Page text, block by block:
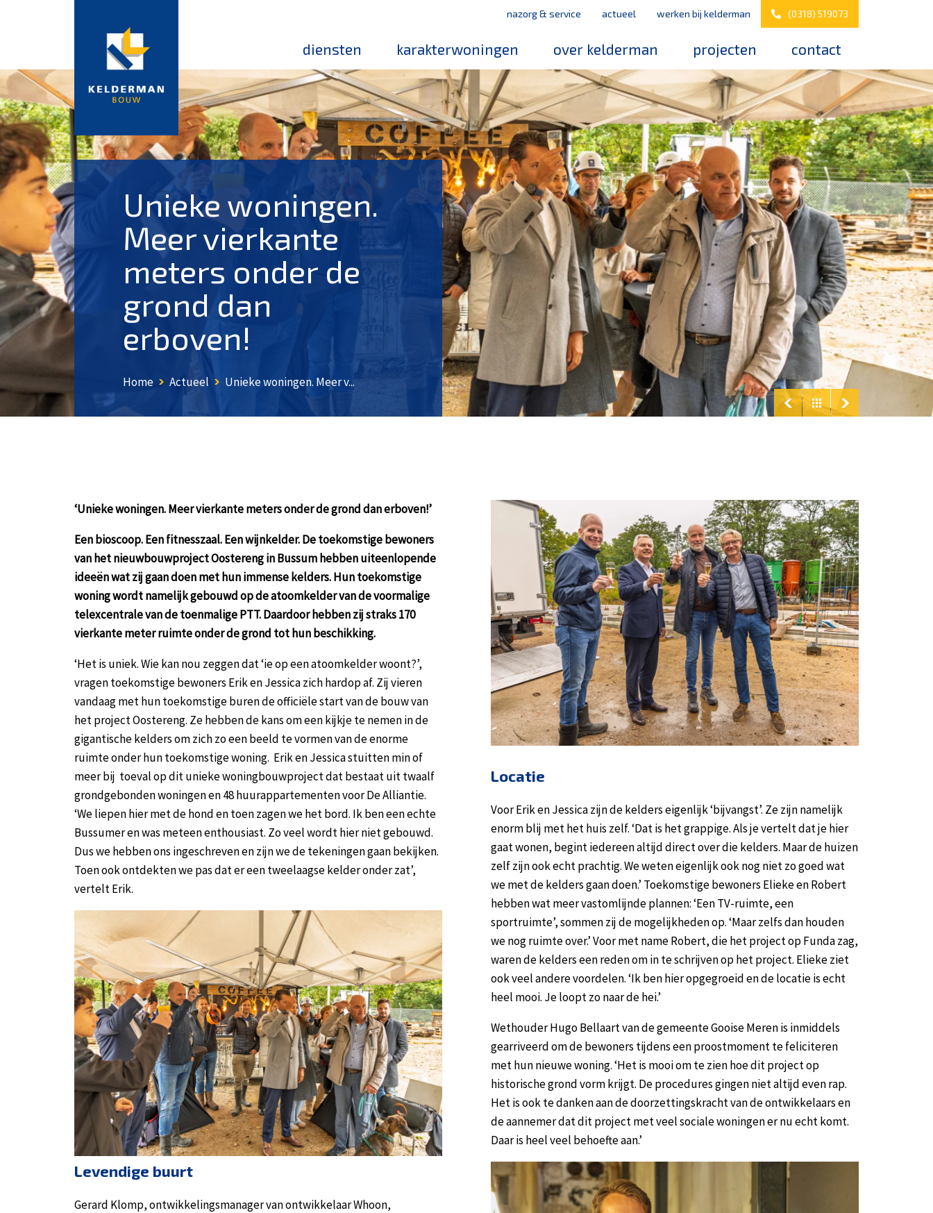
nazorg & service actueel werken bij kelderman (0318) 519073
diensten karakterwoningen over kelderman
medewerkers
werken bij kelderman
mvo
leerbedrijf
magazines
projecten contact
werken bij kelderman
nazorg & service
downloads
Unieke woningen.
Meer vierkante
meters onder de
grond dan
erboven!
Home Actueel Unieke woningen. Meer v...
‘Unieke woningen. Meer vierkante meters onder de grond dan erboven!’
Een bioscoop. Een fitnesszaal. Een wijnkelder. De toekomstige bewoners
van het nieuwbouwproject Oostereng in Bussum hebben uiteenlopende
ideeën wat zij gaan doen met hun immense kelders. Hun toekomstige
woning wordt namelijk gebouwd op de atoomkelder van de voormalige
telexcentrale van de toenmalige PTT. Daardoor hebben zij straks 170
vierkante meter ruimte onder de grond tot hun beschikking.
‘Het is uniek. Wie kan nou zeggen dat ‘ie op een atoomkelder woont?’,
vragen toekomstige bewoners Erik en Jessica zich hardop af. Zij vieren
vandaag met hun toekomstige buren de officiële start van de bouw van
het project Oostereng. Ze hebben de kans om een kijkje te nemen in de
gigantische kelders om zich zo een beeld te vormen van de enorme
ruimte onder hun toekomstige woning. Erik en Jessica stuitten min of
meer bij toeval op dit unieke woningbouwproject dat bestaat uit twaalf
grondgebonden woningen en 48 huurappartementen voor De Alliantie.
‘We liepen hier met de hond en toen zagen we het bord. Ik ben een echte
Bussumer en was meteen enthousiast. Zo veel wordt hier niet gebouwd.
Dus we hebben ons ingeschreven en zijn we de tekeningen gaan bekijken.
Toen ook ontdekten we pas dat er een tweelaagse kelder onder zat’,
vertelt Erik.
Locatie
Voor Erik en Jessica zijn de kelders eigenlijk ‘bijvangst’. Ze zijn namelijk
enorm blij met het huis zelf. ‘Dat is het grappige. Als je vertelt dat je hier
gaat wonen, begint iedereen altijd direct over die kelders. Maar de huizen
zelf zijn ook echt prachtig. We weten eigenlijk ook nog niet zo goed wat
we met de kelders gaan doen.’ Toekomstige bewoners Elieke en Robert
hebben wat meer vastomlijnde plannen: ‘Een TV-ruimte, een
sportruimte’, sommen zij de mogelijkheden op. ‘Maar zelfs dan houden
we nog ruimte over.’ Voor met name Robert, die het project op Funda zag,
waren de kelders een reden om in te schrijven op het project. Elieke ziet
ook veel andere voordelen. ‘Ik ben hier opgegroeid en de locatie is echt
heel mooi. Je loopt zo naar de hei.’
Wethouder Hugo Bellaart van de gemeente Gooise Meren is inmiddels
gearriveerd om de bewoners tijdens een proostmoment te feliciteren
met hun nieuwe woning. ‘Het is mooi om te zien hoe dit project op
historische grond vorm krijgt. De procedures gingen niet altijd even rap.
Het is ook te danken aan de doorzettingskracht van de ontwikkelaars en
de aannemer dat dit project met veel sociale woningen er nu echt komt.
Daar is heel veel behoefte aan.’
Levendige buurt
Gerard Klomp, ontwikkelingsmanager van ontwikkelaar Whoon,